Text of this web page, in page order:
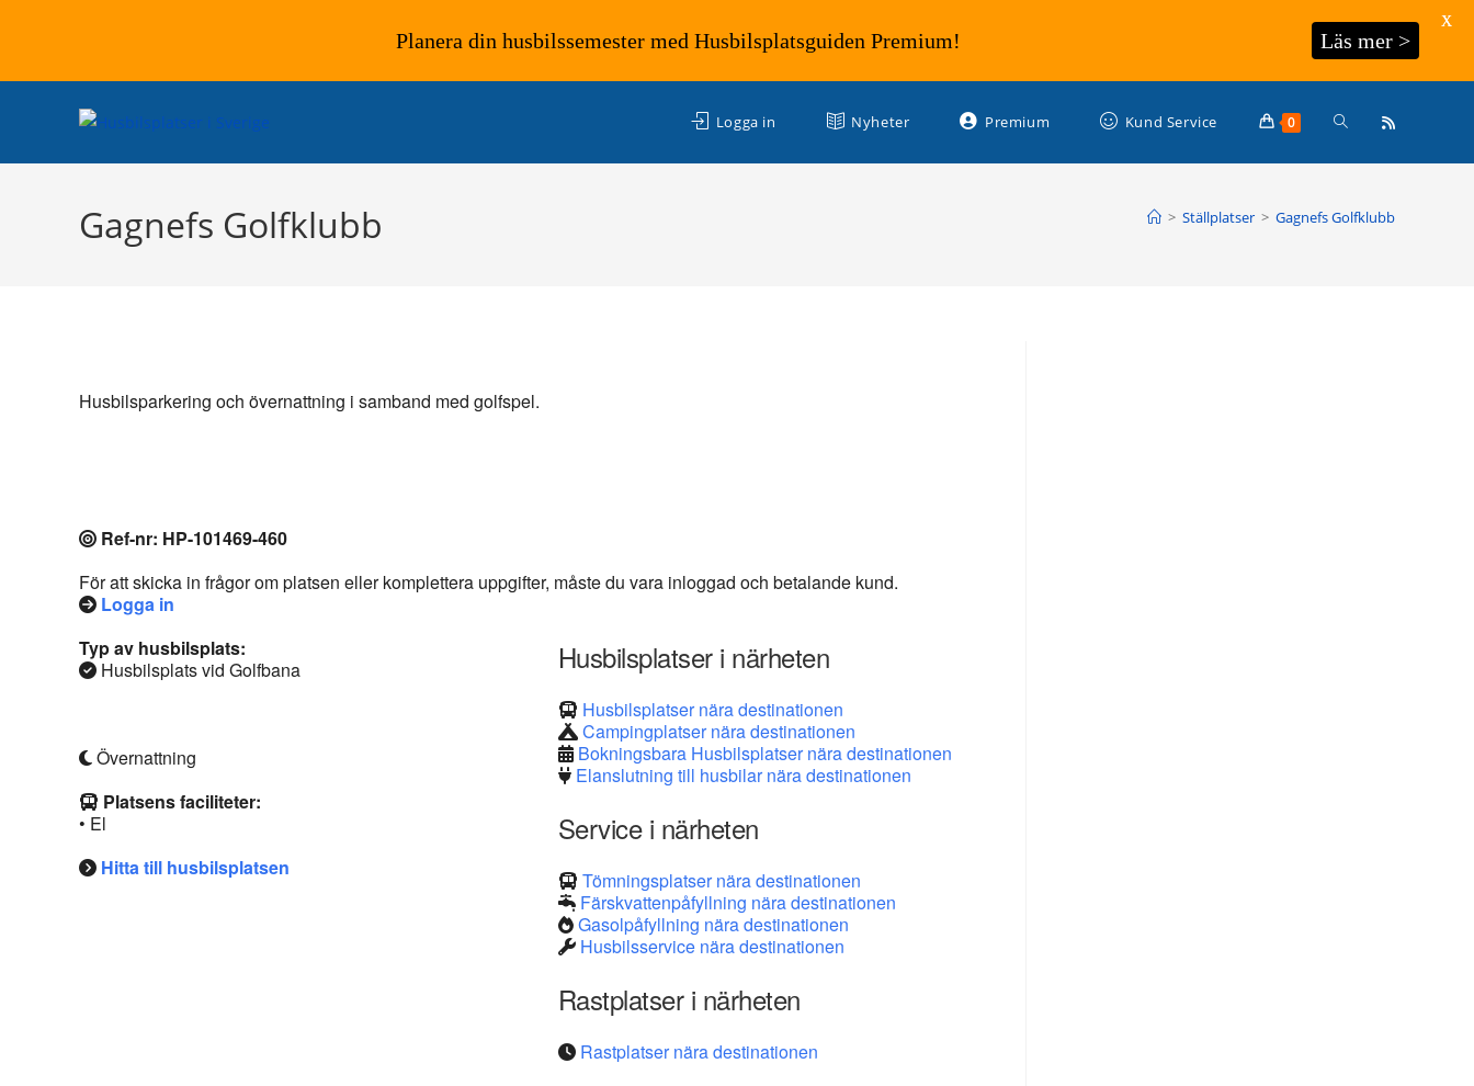
Logga in Nyheter Premium Kund Service 0 Slå
Gagnefs Golfklubb > Ställplatser > Gagnefs Golfklubb
Husbilsparkering och övernattning i samband med golfspel.
Ref-nr: HP-101469-460
För att skicka in frågor om platsen eller komplettera uppgifter, måste du vara inloggad och betalande kund.
Logga in
Typ av husbilsplats:
Husbilsplats vid Golfbana
Övernattning
Platsens faciliteter:
• El
Hitta till husbilsplatsen
Husbilsplatser i närheten
Husbilsplatser nära destinationen
Campingplatser nära destinationen
Bokningsbara Husbilsplatser nära destinationen
Elanslutning till husbilar nära destinationen
Service i närheten
Tömningsplatser nära destinationen
Färskvattenpåfyllning nära destinationen
Gasolpåfyllning nära destinationen
Husbilsservice nära destinationen
Rastplatser i närheten
Rastplatser nära destinationen
Planera din husbilssemester med Husbilsplatsguiden Premium! Läs mer >
X